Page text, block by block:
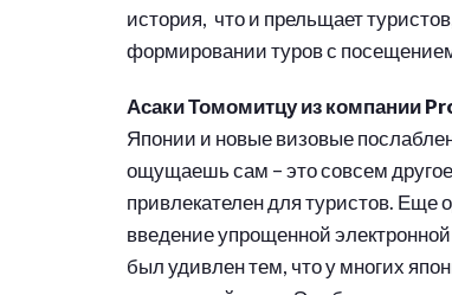
история, что и прельщает
формировании туров с
Асаки Томомитцу из компании
Японии и новые визовые
ощущаешь сам – это совсем
привлекателен для туристов. Еще
введение упрощенной
был удивлен тем, что у многих